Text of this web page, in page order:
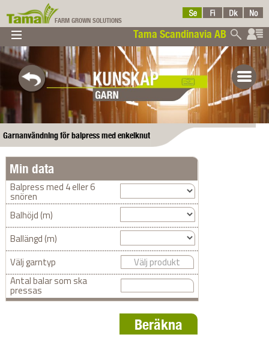
Tama
Scandinavia AB
FARM GROWN SOLUTIONS
Tama Scandinavia AB
▼
▼
▼
▼
Garnanvändning för balpress med enkelknut
Min data
Balpress med 4 eller 6
snören
Balhöjd (m)
Ballängd (m)
Välj garntyp
Antal balar som ska
pressas